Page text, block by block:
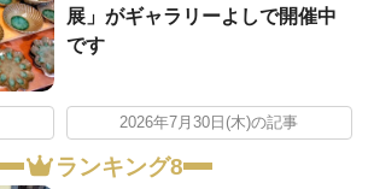
展」がギャラリーよしで開催中
です
2026年7月30日(木)の記事
ランキング8